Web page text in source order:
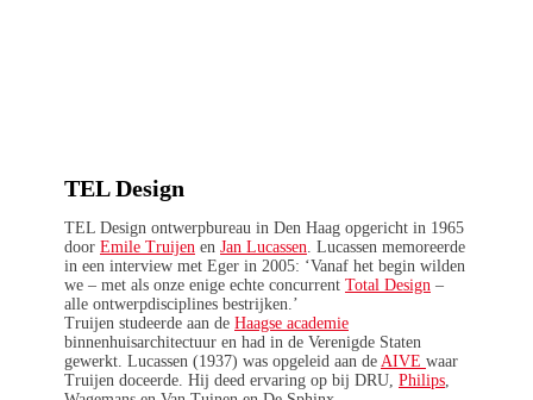
TEL Design
TEL Design ontwerpbureau in Den Haag opgericht in 1965
door Emile Truijen en Jan Lucassen . Lucassen memoreerde
in een interview met Eger in 2005: ‘Vanaf het begin wilden
we – met als onze enige echte concurrent Total Design –
alle ontwerpdisciplines bestrijken.’
Truijen studeerde aan de Haagse academie
binnenhuisarchitectuur en had in de Verenigde Staten
gewerkt. Lucassen (1937) was opgeleid aan de AIVE waar
Truijen doceerde. Hij deed ervaring op bij DRU, Philips